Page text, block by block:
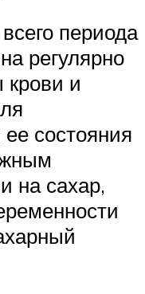
периода
регулярно
и
ее состояния
на сахар,